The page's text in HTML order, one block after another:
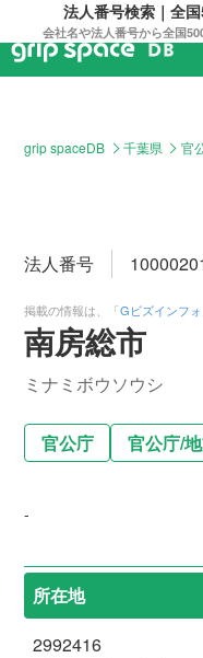
法人番号検索｜全
会社名や法人番号から全国
grip spaceDB 千葉県 官
法人番号
掲載の情報は、「Gビズインフォ
南房総市
ミナミボウソウシ
官公庁 官公庁/
-
所在地
2992416